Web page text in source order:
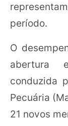
período.
O
abertura
conduzida
Pecuária
21 novos